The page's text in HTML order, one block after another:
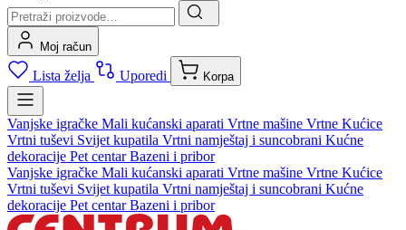
Moj račun
Lista želja Uporedi Korpa
Vanjske igračke Mali kućanski aparati Vrtne mašine Vrtne Kućice
Vrtni tuševi Svijet kupatila Vrtni namještaj i suncobrani Kućne
dekoracije Pet centarBazeni i pribor
Vanjske igračke Mali kućanski aparati Vrtne mašine Vrtne Kućice
Vrtni tuševi Svijet kupatila Vrtni namještaj i suncobrani Kućne
dekoracije Pet centarBazeni i pribor